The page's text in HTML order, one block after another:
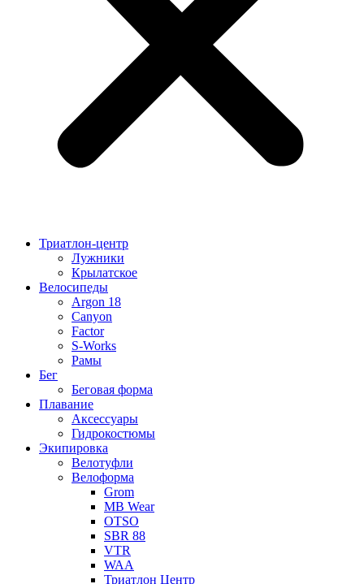
Триатлон-центр
Лужники
Крылатское
Велосипеды
Argon 18
Canyon
Factor
S-Works
Рамы
Бег
Беговая форма
Плавание
Аксессуары
Гидрокостюмы
Экипировка
Велотуфли
Велоформа
Grom
MB Wear
OTSO
SBR 88
VTR
WAA
Триатлон Центр